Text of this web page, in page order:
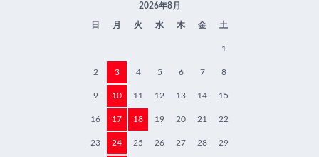
2026年8月
日 月 火 水 木 金 土
1
2 3 4 5 6 7 8
9 10 11 12 13 14 15
16 17 18 19 20 21 22
23 24 25 26 27 28 29